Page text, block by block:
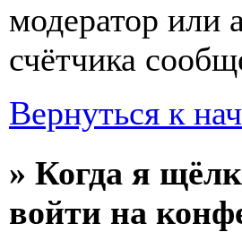
модератор или
счётчика
Вернуться к
» Когда я
войти на